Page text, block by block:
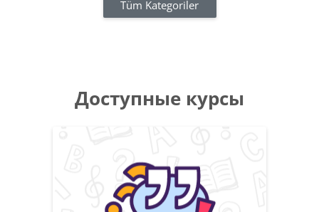
Tüm Kategoriler
Доступные курсы